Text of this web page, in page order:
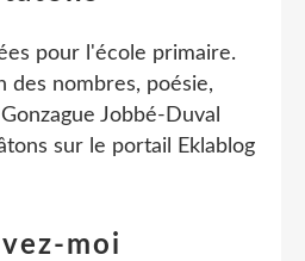
pour l'école primaire.
des nombres, poésie,
Jobbé-Duval
sur le portail Eklablog
moi